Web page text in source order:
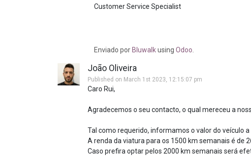
Customer Service Specialist
Enviadopor Bluwalk usingOdoo
João Oliveira
Published on March 1st 2023, 12:15:07 pm
Caro Rui,
Agradecemos o seu contacto, o qual mereceu a
Tal como requerido, informamos o valor do veículo
A renda da viatura para os 1500 km semanais é de
Caso prefira optar pelos 2000 km semanais será